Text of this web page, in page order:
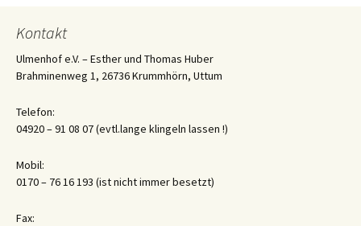
Navigation
Kontakt
Ulmenhof e.V. – Esther und Thomas Huber
Brahminenweg 1, 26736 Krummhörn, Uttum
Telefon:
04920 – 91 08 07 (evtl.lange klingeln lassen !)
Mobil:
0170 – 76 16 193 (ist nicht immer besetzt)
Fax: